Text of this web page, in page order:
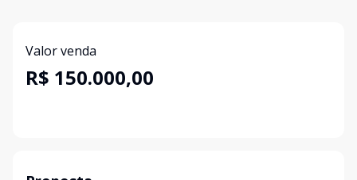
Valor venda
R$ 150.000,00